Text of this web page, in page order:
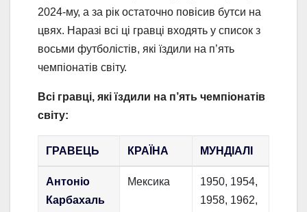
2024-му, а за рік остаточно повісив бутси на
цвях. Наразі всі ці гравці входять у список з
восьми футболістів, які їздили на п’ять
чемпіонатів світу.
Всі гравці, які їздили на п’ять чемпіонатів
світу:
ГРАВЕЦЬ КРАЇНА МУНДІАЛІ
Антоніо
Карбахаль
Мексика
1950, 1954,
1958, 1962,